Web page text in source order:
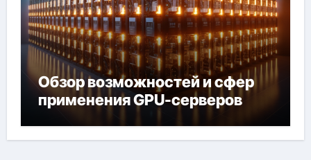
Обзор возможностей и сфер
применения GPU-серверов